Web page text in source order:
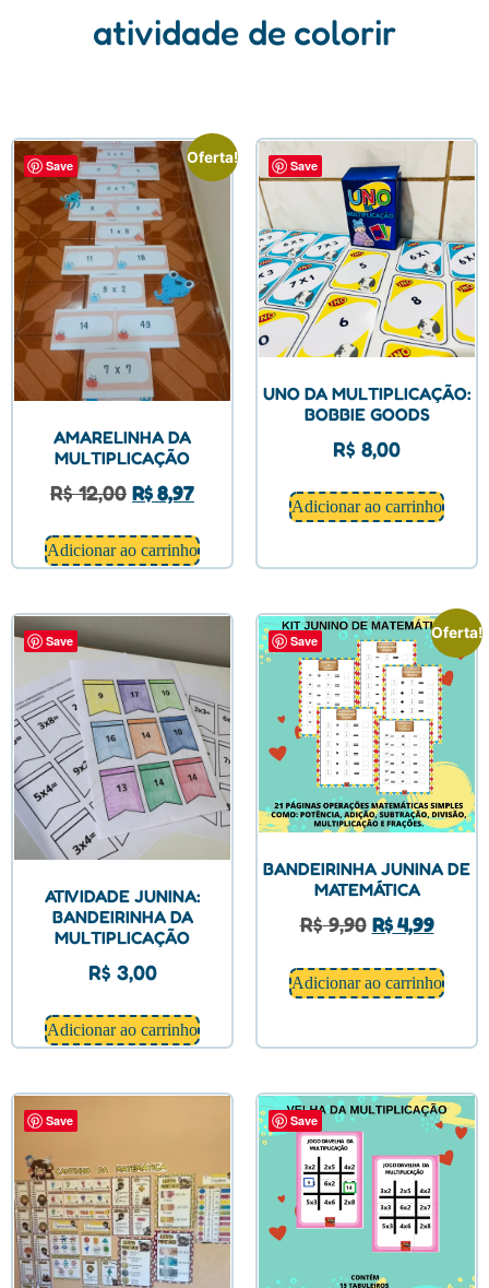
atividade de colorir
Save Oferta!
AMARELINHA DA
MULTIPLICAÇÃO
R$12,00 R$8,97
Adicionar ao carrinho
Save
UNO DA MULTIPLICAÇÃO:
BOBBIE GOODS
R$ 8,00
Adicionar ao carrinho
Save
ATIVIDADE JUNINA:
BANDEIRINHA DA
MULTIPLICAÇÃO
R$ 3,00
Adicionar ao carrinho
Save Oferta!
BANDEIRINHA JUNINA DE
MATEMÁTICA
R$9,90 R$4,99
Adicionar ao carrinho
Save Save